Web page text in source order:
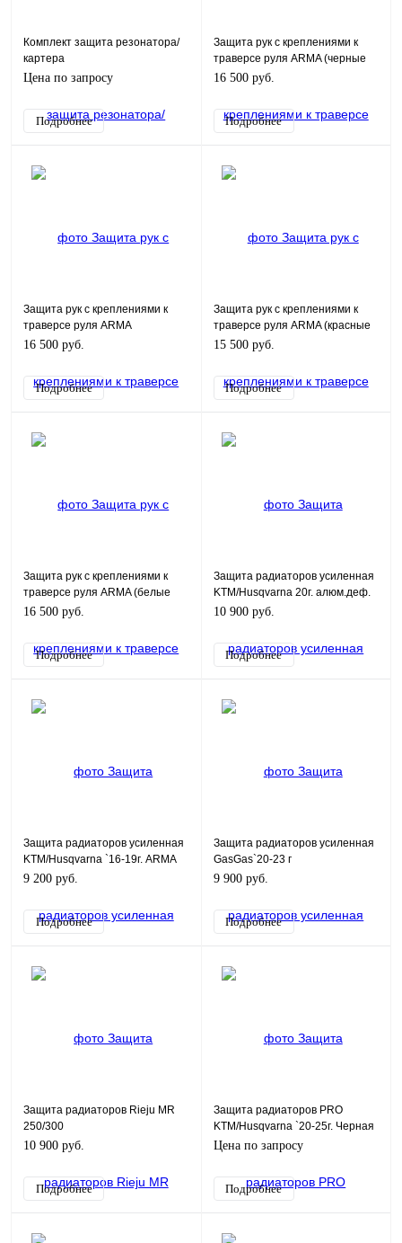
Комплект защита резонатора/
картера
Цена по запросу
Подробнее
Защита рук с креплениями к
траверсе руля ARMA (черные
щитки)
16 500 руб.
Подробнее
Защита рук с креплениями к
траверсе руля ARMA
(оранжевые щитки)
16 500 руб.
Подробнее
Защита рук с креплениями к
траверсе руля ARMA (красные
щитки)
15 500 руб.
Подробнее
Защита рук с креплениями к
траверсе руля ARMA (белые
щитки)
16 500 руб.
Подробнее
Защита радиаторов усиленная
KTM/Husqvarna 20г. алюм.деф.
ARMA
10 900 руб.
Подробнее
Защита радиаторов усиленная
KTM/Husqvarna `16-19г. ARMA
9 200 руб.
Подробнее
Защита радиаторов усиленная
GasGas`20-23 г
9 900 руб.
Подробнее
Защита радиаторов Rieju MR
250/300
10 900 руб.
Подробнее
Защита радиаторов PRO
KTM/Husqvarna `20-25г. Черная
Цена по запросу
Подробнее